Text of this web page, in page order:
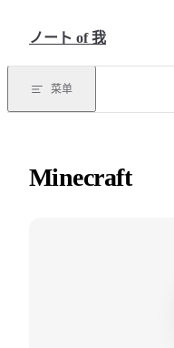
ノート of 我
菜单
Minecraft